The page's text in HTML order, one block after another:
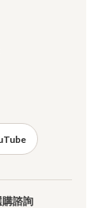
諮詢